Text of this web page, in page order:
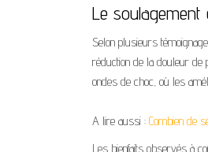
Le
Selon plusieurs
réduction de la douleur de
ondes de choc, où les
A lire aussi : Combien de
Les bienfaits observés à